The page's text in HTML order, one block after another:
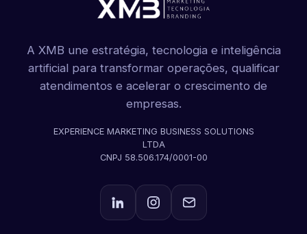
A XMB une estratégia, tecnologia e inteligência
artificial para transformar operações, qualificar
atendimentos e acelerar o crescimento de
empresas.
EXPERIENCE MARKETING BUSINESS SOLUTIONS
LTDA
CNPJ 58.506.174/0001-00